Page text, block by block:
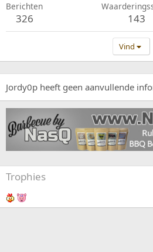
Berichten
326 143
Vind
Jordy0p heeft geen aanvullende
Trophies